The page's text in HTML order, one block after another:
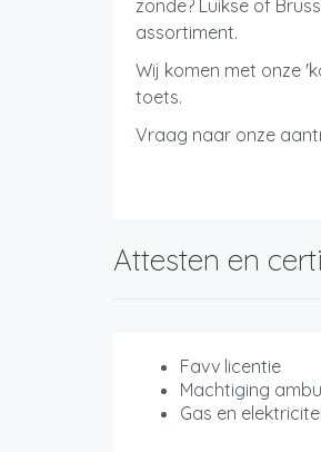
zonde? Luikse of
assortiment.
Wij komen met onze
toets.
Vraag naar onze
Attesten en
Favv licentie
Machtiging
Gas en